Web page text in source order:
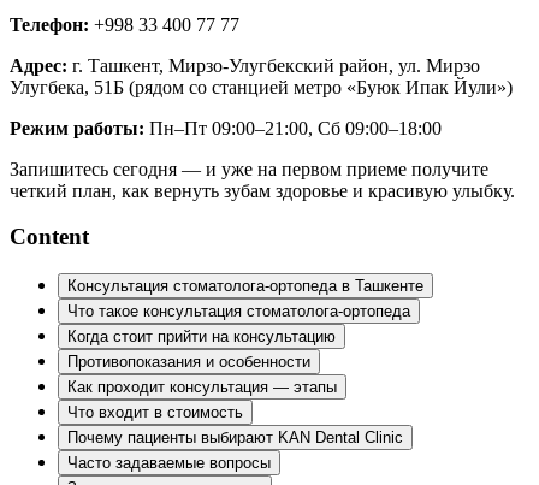
Телефон: +998 33 400 77 77
Адрес: г. Ташкент, Мирзо-Улугбекский район, ул. Мирзо
Улугбека, 51Б (рядом со станцией метро «Буюк Ипак Йули»)
Режим работы: Пн–Пт 09:00–21:00, Сб 09:00–18:00
Запишитесь сегодня — и уже на первом приеме получите
четкий план, как вернуть зубам здоровье и красивую улыбку.
Content
Консультация стоматолога-ортопеда в Ташкенте
Что такое консультация стоматолога-ортопеда
Когда стоит прийти на консультацию
Противопоказания и особенности
Как проходит консультация — этапы
Что входит в стоимость
Почему пациенты выбирают KAN Dental Clinic
Часто задаваемые вопросы